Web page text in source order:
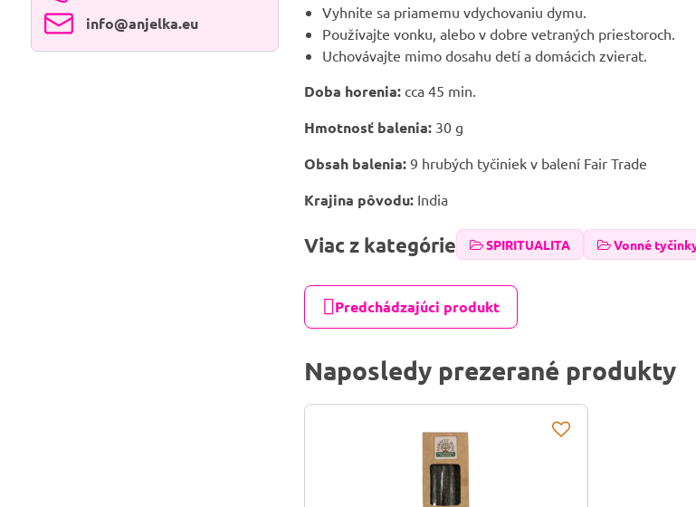
Vyhnite sa priamemu vdychovaniu dymu.
Používajte vonku, alebo v dobre vetraných priestoroch.
Uchovávajte mimo dosahu detí a domácich zvierat.
Doba horenia: cca 45 min.
Hmotnosť balenia: 30 g
Obsah balenia: 9 hrubých tyčiniek v balení Fair Trade
Krajina pôvodu: India
Viac z kategórie SPIRITUALITA Vonné
Predchádzajúci produkt
Naposledy prezerané produkty
info​@anjelka​.eu